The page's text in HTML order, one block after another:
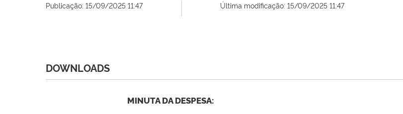
Publicação: 15/09/2025 11:47 Última modificação: 15/09/2025 11:47
DOWNLOADS
MINUTA DA DESPESA: